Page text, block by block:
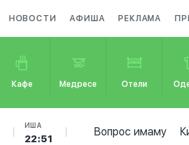
НОВОСТИ АФИША РЕКЛАМА
Кафе Медресе Отели
ИША
22:51
Вопрос имаму